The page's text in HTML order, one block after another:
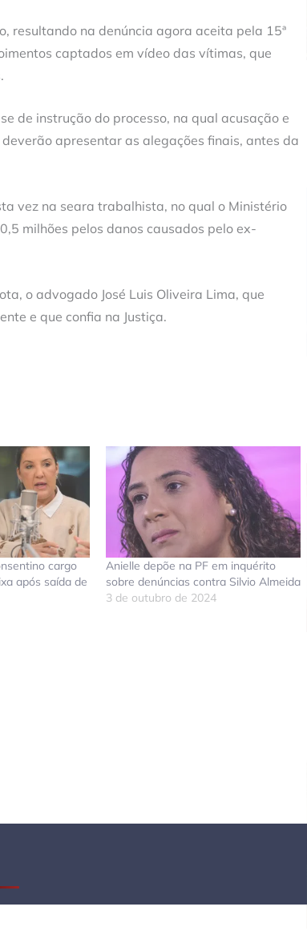
resultando na denúncia agora aceita pela 15ª
captados em vídeo das vítimas, que
de instrução do processo, na qual acusação e
apresentar as alegações finais, antes da
vez na seara trabalhista, no qual o Ministério
milhões pelos danos causados pelo ex-
o advogado José Luis Oliveira Lima, que
e que confia na Justiça.
cargo
após saída de
Anielle depõe na PF em inquérito
sobre denúncias contra Silvio Almeida
3 de outubro de 2024